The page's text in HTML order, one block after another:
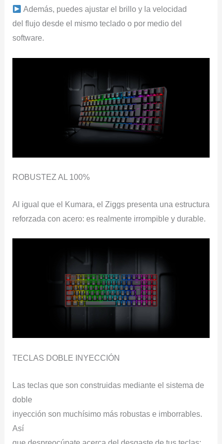
Además, puedes ajustar el brillo y la velocidad
del flujo desde el mismo teclado o por medio del
software.
ROBUSTEZ AL 100%
Al igual que el Kumara, el Ziggs presenta una estructura
reforzada con acero: es realmente irrompible y durable.
TECLAS DOBLE INYECCIÓN
Las teclas que son construidas mediante el sistema de
doble
inyección son muchísimo más robustas e imborrables.
Así